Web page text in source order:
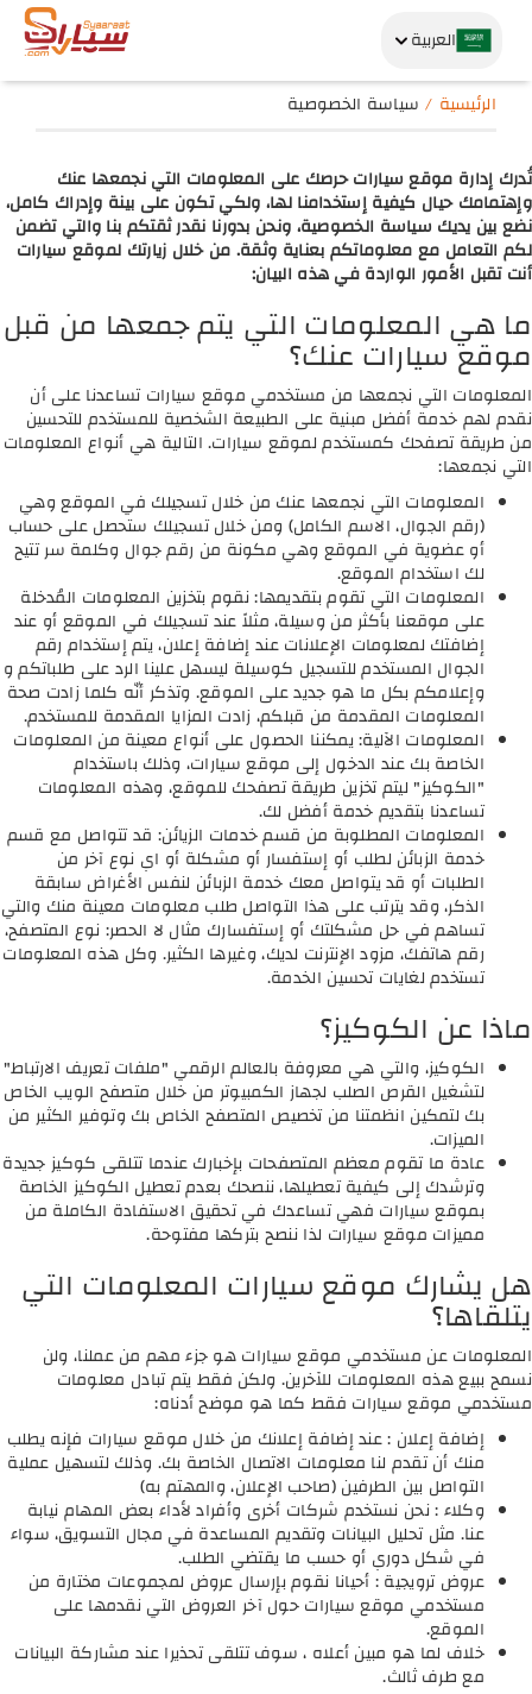
العربية
الرئيسية سياسة الخصوصية
تُدرك إدارة موقع سيارات حرصك على المعلومات التي نجمعها عنك
وإهتمامك حيال كيفية إستخدامنا لها، ولكي تكون على بينة وإدراك كامل،
نضع بين يديك سياسة الخصوصية، ونحن بدورنا نقدر ثقتكم بنا والتي تضمن
لكم التعامل مع معلوماتكم بعناية وثقة. من خلال زيارتك لموقع سيارات
أنت تقبل الأمور الواردة في هذه البيان:
ما هي المعلومات التي يتم جمعها من قبل
موقع سيارات عنك؟
المعلومات التي نجمعها من مستخدمي موقع سيارات تساعدنا على أن
نقدم لهم خدمة أفضل مبنية على الطبيعة الشخصية للمستخدم للتحسين
من طريقة تصفحك كمستخدم لموقع سيارات. التالية هي أنواع المعلومات
التي نجمعها:
المعلومات التي نجمعها عنك من خلال تسجيلك في الموقع وهي
(رقم الجوال، الاسم الكامل) ومن خلال تسجيلك ستحصل على حساب
أو عضوية في الموقع وهي مكونة من رقم جوال وكلمة سر تتيح
لك استخدام الموقع.
المعلومات التي تقوم بتقديمها: نقوم بتخزين المعلومات المُدخلة
على موقعنا بأكثر من وسيلة، مثلاً عند تسجيلك في الموقع أو عند
إضافتك لمعلومات الإعلانات عند إضافة إعلان، يتم إستخدام رقم
الجوال المستخدم للتسجيل كوسيلة ليسهل علينا الرد على طلباتكم و
وإعلامكم بكل ما هو جديد على الموقع. وتذكر أنّه كلما زادت صحة
المعلومات المقدمة من قبلكم، زادت المزايا المقدمة للمستخدم.
المعلومات الآلية: يمكننا الحصول على أنواع معينة من المعلومات
الخاصة بك عند الدخول إلى موقع سيارات، وذلك باستخدام
"الكوكيز" ليتم تخزين طريقة تصفحك للموقع، وهذه المعلومات
تساعدنا بتقديم خدمة أفضل لك.
المعلومات المطلوبة من قسم خدمات الزيائن: قد تتواصل مع قسم
خدمة الزبائن لطلب أو إستفسار أو مشكلة أو اي نوع آخر من
الطلبات أو قد يتواصل معك خدمة الزبائن لنفس الأغراض سابقة
الذكر، وقد يترتب على هذا التواصل طلب معلومات معينة منك والتي
تساهم في حل مشكلتك أو إستفسارك مثال لا الحصر: نوع المتصفح،
رقم هاتفك، مزود الإنترنت لديك، وغيرها الكثير. وكل هذه المعلومات
تستخدم لغايات تحسين الخدمة.
ماذا عن الكوكيز؟
الكوكيز، والتي هي معروفة بالعالم الرقمي "ملفات تعريف الارتباط"
لتشغيل القرص الصلب لجهاز الكمبيوتر من خلال متصفح الويب الخاص
بك لتمكين انظمتنا من تخصيص المتصفح الخاص بك وتوفير الكثير من
الميزات.
عادة ما تقوم معظم المتصفحات بإخبارك عندما تتلقى كوكيز جديدة
وترشدك إلى كيفية تعطيلها، ننصحك بعدم تعطيل الكوكيز الخاصة
بموقع سيارات فهي تساعدك في تحقيق الاستفادة الكاملة من
مميزات موقع سيارات لذا ننصح بتركها مفتوحة.
هل يشارك موقع سيارات المعلومات التي
يتلقاها؟
المعلومات عن مستخدمي موقع سيارات هو جزء مهم من عملنا، ولن
نسمح ببيع هذه المعلومات للآخرين. ولكن فقط يتم تبادل معلومات
مستخدمي موقع سيارات فقط كما هو موضح أدناه:
إضافة إعلان : عند إضافة إعلانك من خلال موقع سيارات فإنه يطلب
منك أن تقدم لنا معلومات الاتصال الخاصة بك. وذلك لتسهيل عملية
التواصل بين الطرفين (صاحب الإعلان، والمهتم به)
وكلاء : نحن نستخدم شركات أخرى وأفراد لأداء بعض المهام نيابة
عنا. مثل تحليل البيانات وتقديم المساعدة في مجال التسويق، سواء
في شكل دوري أو حسب ما يقتضي الطلب.
عروض ترويجية : أحيانا نقوم بإرسال عروض لمجموعات مختارة من
مستخدمي موقع سيارات حول آخر العروض التي نقدمها على
الموقع.
خلاف لما هو مبين أعلاه ، سوف تتلقى تحذيرا عند مشاركة البيانات
مع طرف ثالث.